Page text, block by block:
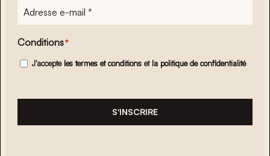
Adresse
e-
mail*
Conditions*
J'accepte les termes et conditions et la politique de confidentialité
S'INSCRIRE